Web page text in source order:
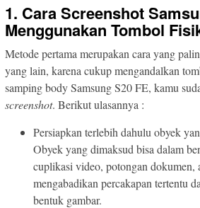
1. Cara Screenshot
Menggunakan Tombol
Metode pertama merupakan cara yang
yang lain, karena cukup mengandalkan
samping body Samsung S20 FE, kamu
screenshot. Berikut ulasannya :
Persiapkan terlebih dahulu obyek
Obyek yang dimaksud bisa dalam
cuplikasi video, potongan dokumen,
mengabadikan percakapan tertentu
bentuk gambar.